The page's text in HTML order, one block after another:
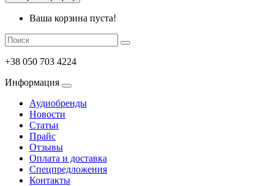
Ваша корзина пуста!
+38 050 703 4224
Информация
Аудиобренды
Новости
Статьи
Прайс
Отзывы
Оплата и доставка
Спецпредложения
Контакты